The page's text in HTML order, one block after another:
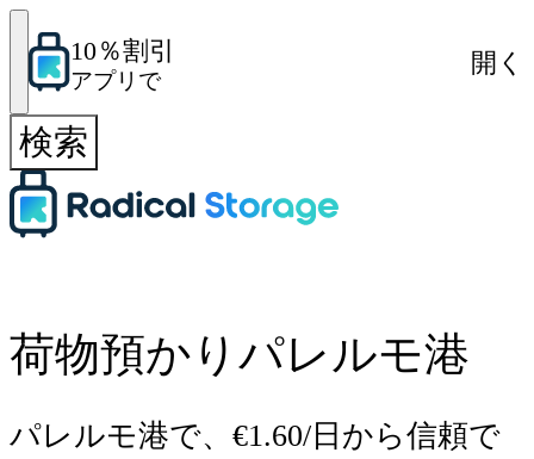
10％割引
アプリで
開く
検索
荷物預かりパレルモ港
パレルモ港で、€1.60/日から信頼で